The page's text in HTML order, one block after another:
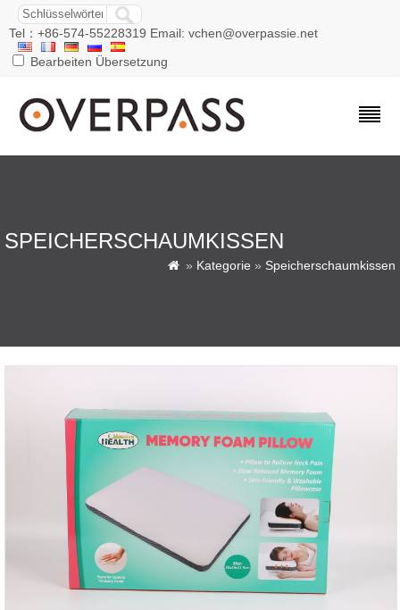
Tel：+86-574-55228319 Email: vchen@overpassie.net
Bearbeiten Übersetzung
SPEICHERSCHAUMKISSEN
 » Kategorie » Speicherschaumkissen